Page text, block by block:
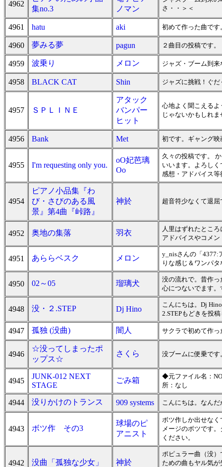
4962
集no.3
ノマン
さ・・＞＜
4961 hatu aki 初めて作った曲です
4960 夢みる夢 pagun ２曲目の投稿です
4959 波乗り メロン ジャズ・ブーム到
4958 BLACK CAT Shin ジャズに挑戦！ぐ
4957 ＳＰＬＩＮＥ
アタック
バンパー
ヒット
心地よく聞こえる
じゃないかもしれ
4956 Bank Met 初です。ギャング
4955 I'm requesting only you.
oO妃芭璃
Oo
久々の投稿です。
いいます。よろし
感想・アドバイス等
4954
ピアノ小品集『わ
び・さびのある風
景』第4曲『峠路』
神於 超音符少なくて退
4952 奥地の集落 羽衣
人里はずれたとこ
アドバイスやコメ
4951 あららベスク メロン
y_nisさんの「4377:
りな感じ＆ワンパ
4950 02～05 瑠璃犬
没の流れで。昔作
心につないでます
4948 没・２.STEP Dj Hino
こんにちは。Dj
2.STEPもどきを投
4947 孤独 (没曲) 闇人 サクラで初めて作
4946
☆没ってしまったポ
ップス☆
さくら 没ブームに便乗で
4945
JUNK-012 NEXT
STAGE
ごみ箱
◆元ファイル名：
所：なし
4944 没りかけのトランス 909 systems こんにちは。なん
4943 ボツ作 その3
球場のピ
アニスト
ボツ作しか出せな
メージのボツです
ください。
4942 没曲「孤独な少女」 神於
ポピュラー曲（没
ための曲もヤル気